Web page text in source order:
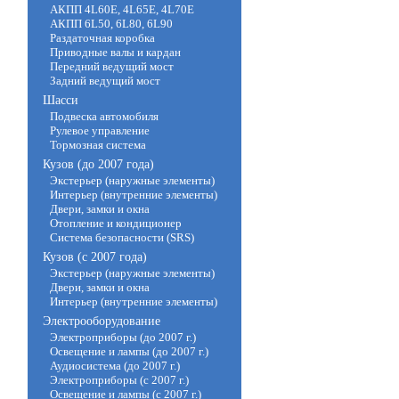
АКПП 4L60E, 4L65E, 4L70E
АКПП 6L50, 6L80, 6L90
Раздаточная коробка
Приводные валы и кардан
Передний ведущий мост
Задний ведущий мост
Шасси
Подвеска автомобиля
Рулевое управление
Тормозная система
Кузов (до 2007 года)
Экстерьер (наружные элементы)
Интерьер (внутренние элементы)
Двери, замки и окна
Отопление и кондиционер
Система безопасности (SRS)
Кузов (с 2007 года)
Экстерьер (наружные элементы)
Двери, замки и окна
Интерьер (внутренние элементы)
Электрооборудование
Электроприборы (до 2007 г.)
Освещение и лампы (до 2007 г.)
Аудиосистема (до 2007 г.)
Электроприборы (с 2007 г.)
Освещение и лампы (с 2007 г.)